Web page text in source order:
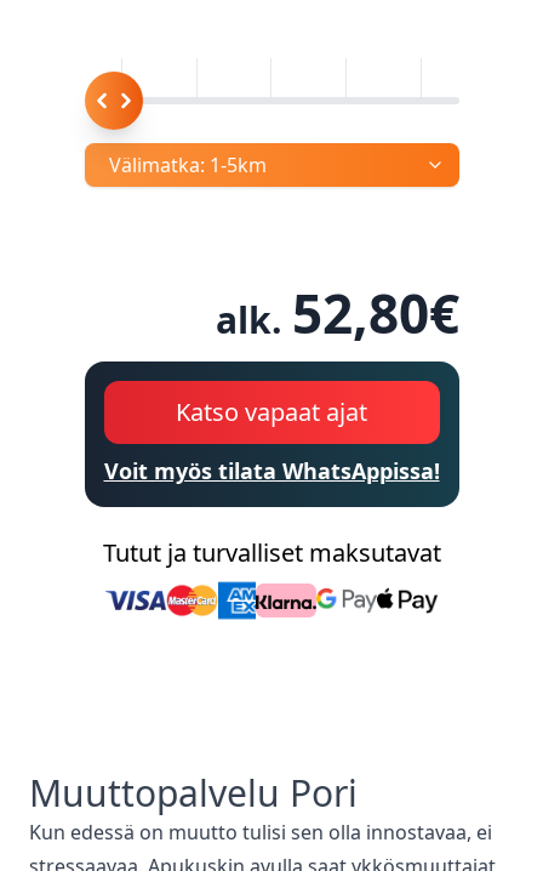
Välimatka: 1-5km
alk. 52,80€
Katso vapaat ajat
Voit myös tilata WhatsAppissa!
Tutut ja turvalliset maksutavat
Muuttopalvelu Pori
Kun edessä on muutto tulisi sen olla innostavaa, ei